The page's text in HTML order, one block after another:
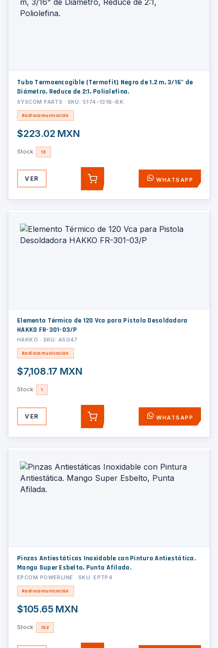
Tubo Termoencogible (Termofit) Negro de 1.2 m, 3/16" de
Diámetro, Reduce de 2:1, Poliolefina.
SYSCOM PARTS · SKU: 5174-1316-BK
Radiocomunicación
$223.02 MXN
Stock: 13
VER AGREGAR WHATSAPP
Elemento Térmico de 120 Vca para Pistola Desoldadora
HAKKO FR-301-03/P
HAKKO · SKU: A5047
Radiocomunicación
$7,108.17 MXN
Stock: 1
VER AGREGAR WHATSAPP
Pinzas Antiestáticas Inoxidable con Pintura Antiestática.
Mango Super Esbelto, Punta Afilada.
EPCOM POWERLINE · SKU: EPTP4
Radiocomunicación
$105.65 MXN
Stock: 102